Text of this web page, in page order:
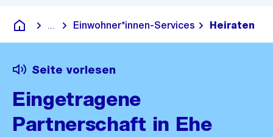
Deutsch
Blende alle Breadcrumbs ein
Einwohner*innen-Services Heiraten
Seite vorlesen
Eingetragene
Partnerschaft in Ehe